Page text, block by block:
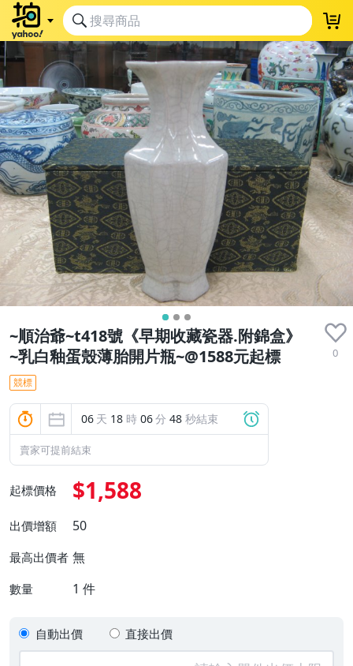
~順治爺~t418號《早期收藏瓷器.附錦盒》
~乳白釉蛋殼薄胎開片瓶~@1588元起標
0
競標
06 天 18 時 06分 47 秒結束
賣家可提前結束
起標價格 $1,588
出價增額 50
最高出價者 無
數量 1 件
自動出價 直接出價